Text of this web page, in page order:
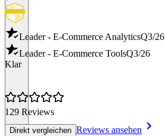
Leader - E-Commerce AnalyticsQ3/26
Leader - E-Commerce ToolsQ3/26
Klar
129 Reviews
Direkt vergleichen Reviews ansehen